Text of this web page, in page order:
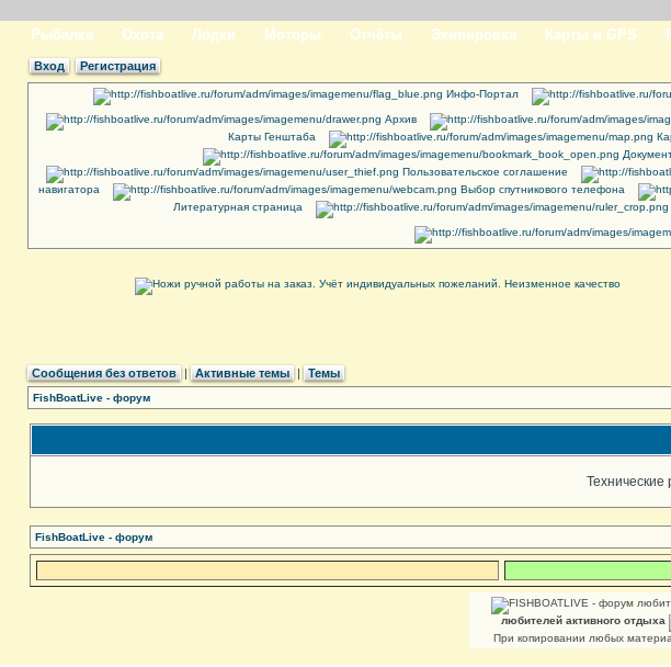
Рыбалка Охота Лодки Моторы Отчёты Экипировка Карты и GPS
Вход Регистрация
Инфо-Портал
Архив
Карты Генштаба
Пользовательское соглашение
навигатора
Выбор спутникового телефона
Литературная страница
Сообщения без ответов | Активные темы | Темы
FishBoatLive - форум
FishBoatLive - форум
любителей активного отдыха
При копировании любых